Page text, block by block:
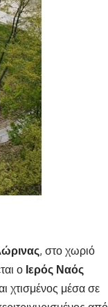
, στο χωριό
ο Ιερός Ναός
χτισμένος μέσα σε